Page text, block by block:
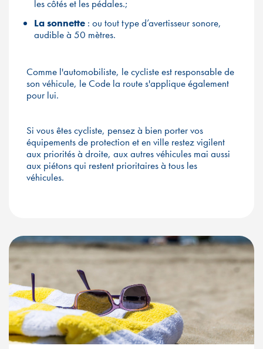
les côtés et les pédales.;
La sonnette : ou tout type d’avertisseur sonore,
audible à 50 mètres.
Comme l'automobiliste, le cycliste est responsable de
son véhicule, le Code la route s'applique également
pour lui.
Si vous êtes cycliste, pensez à bien porter vos
équipements de protection et en ville restez vigilent
aux priorités à droite, aux autres véhicules mai aussi
aux piétons qui restent prioritaires à tous les
véhicules.